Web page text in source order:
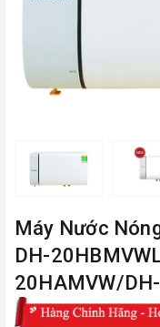
Máy Nước
DH-
20HAMVW/